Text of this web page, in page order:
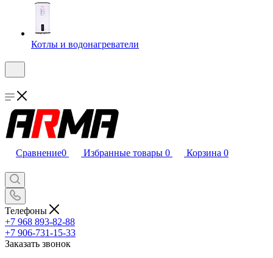
Котлы и водонагреватели
Сравнение0 Избранные товары 0 Корзина 0
Телефоны
+7 968 893-82-88
+7 906-731-15-33
Заказать звонок